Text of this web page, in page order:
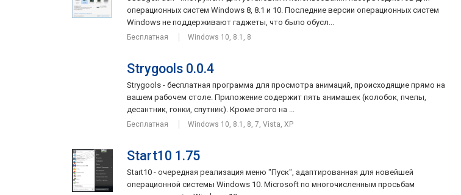
операционных систем Windows 8, 8.1 и 10. Последние версии операционных систем
Windows не поддерживают гаджеты, что было обусл...
Бесплатная Windows 10, 8.1, 8
Strygools 0.0.4
Strygools - бесплатная программа для просмотра анимаций, происходящие прямо на
вашем рабочем столе. Приложение содержит пять анимашек (колобок, пчелы,
десантник, гонки, спутник). Кроме этого на ...
Бесплатная Windows 10, 8.1, 8, 7, Vista, XP
Start10 1.75
Start10 - очередная реализация меню "Пуск", адаптированная для новейшей
операционной системы Windows 10. Microsoft по многочисленным просьбам